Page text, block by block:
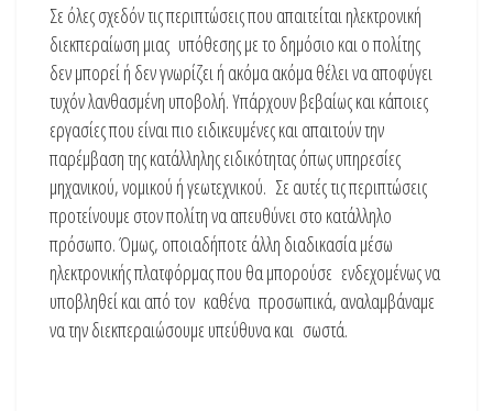
Σε όλες σχεδόν τις περιπτώσεις που απαιτείται ηλεκτρονική
διεκπεραίωση μιας υπόθεσης με το δημόσιο και ο πολίτης
δεν μπορεί ή δεν γνωρίζει ή ακόμα ακόμα θέλει να αποφύγει
τυχόν λανθασμένη υποβολή. Υπάρχουν βεβαίως και κάποιες
εργασίες που είναι πιο ειδικευμένες και απαιτούν την
παρέμβαση της κατάλληλης ειδικότητας όπως υπηρεσίες
μηχανικού, νομικού ή γεωτεχνικού. Σε αυτές τις περιπτώσεις
προτείνουμε στον πολίτη να απευθύνει στο κατάλληλο
πρόσωπο. Όμως, οποιαδήποτε άλλη διαδικασία μέσω
ηλεκτρονικής πλατφόρμας που θα μπορούσε ενδεχομένως να
υποβληθεί και από τον καθένα προσωπικά, αναλαμβάναμε
να την διεκπεραιώσουμε υπεύθυνα και σωστά.